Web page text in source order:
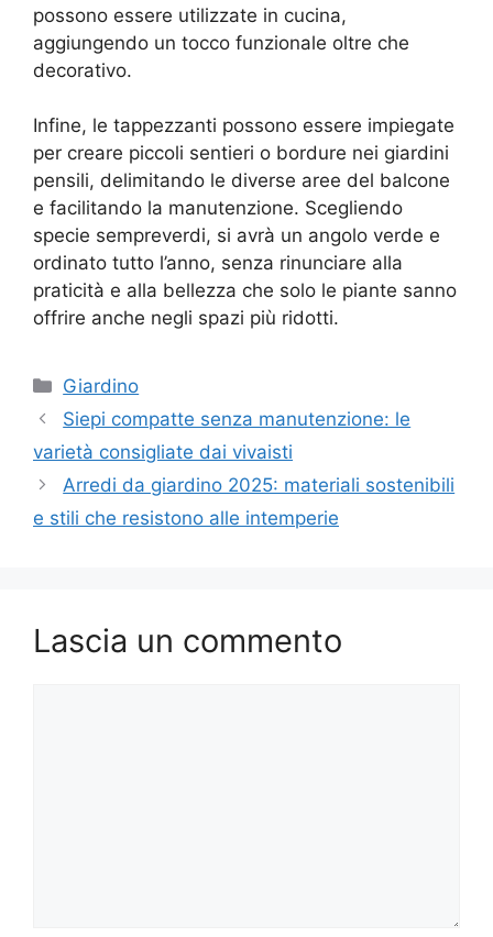
possono essere utilizzate in cucina,
aggiungendo un tocco funzionale oltre che
decorativo.
Infine, le tappezzanti possono essere impiegate
per creare piccoli sentieri o bordure nei giardini
pensili, delimitando le diverse aree del balcone
e facilitando la manutenzione. Scegliendo
specie sempreverdi, si avrà un angolo verde e
ordinato tutto l’anno, senza rinunciare alla
praticità e alla bellezza che solo le piante sanno
offrire anche negli spazi più ridotti.
Categorie
Giardino
Siepi compatte senza manutenzione: le
varietà consigliate dai vivaisti
Arredi da giardino 2025: materiali sostenibili
e stili che resistono alle intemperie
Lascia un commento